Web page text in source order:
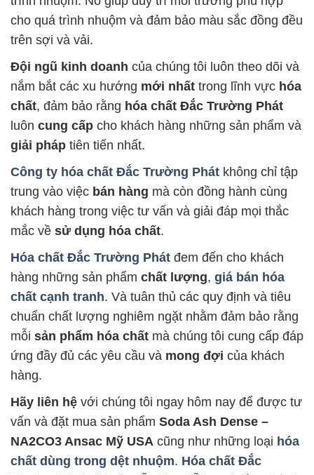
cho quá trình nhuộm và đảm bảo màu sắc đồng đều
trên sợi và vải.
Đội ngũ kinh doanh của chúng tôi luôn theo dõi và
nắm bắt các xu hướng mới nhất trong lĩnh vực hóa
chất, đảm bảo rằng hóa chất Đắc Trường Phát
luôn cung cấp cho khách hàng những sản phẩm và
giải pháp tiên tiến nhất.
Công ty hóa chất Đắc Trường Phát không chỉ tập
trung vào việc bán hàng mà còn đồng hành cùng
khách hàng trong việc tư vấn và giải đáp mọi thắc
mắc về sử dụng hóa chất.
Hóa chất Đắc Trường Phát đem đến cho khách
hàng những sản phẩm chất lượng, giá bán hóa
chất cạnh tranh. Và tuân thủ các quy định và tiêu
chuẩn chất lượng nghiêm ngặt nhằm đảm bảo rằng
mỗi sản phẩm hóa chất mà chúng tôi cung cấp đáp
ứng đầy đủ các yêu cầu và mong đợi của khách
hàng.
Hãy liên hệ với chúng tôi ngay hôm nay để được tư
vấn và đặt mua sản phẩm Soda Ash Dense –
NA2CO3 Ansac Mỹ USA cũng như những loại hóa
chất dùng trong dệt nhuộm. Hóa chất Đắc